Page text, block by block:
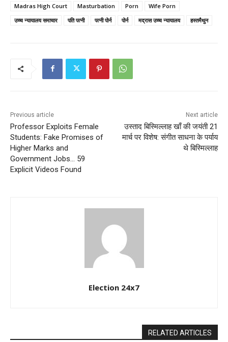
Madras High Court
Masturbation Porn
Wife Porn
उच्च न्यायालय समाचार
पति पत्नी पत्नी पोर्न पोर्न मद्रास उच्च न्यायालय हस्तमैथुन
Previous article
Professor Exploits Female
Students: Fake Promises of
Higher Marks and
Government Jobs… 59
Explicit Videos Found
Next article
उस्ताद बिस्मिल्लाह खाँ की जयंती 21
मार्च पर विशेष: संगीत साधना के पर्याय
थे बिस्मिल्लाह
Election 24x7
RELATED ARTICLES